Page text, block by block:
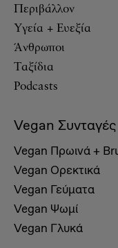
Περιβάλλον
Υγεία + Ευεξία
Άνθρωποι
Ταξίδια
Podcasts
Vegan Συνταγές
Vegan Πρωινά +
Vegan Ορεκτικά
Vegan Γεύματα
Vegan Ψωμί
Vegan Γλυκά